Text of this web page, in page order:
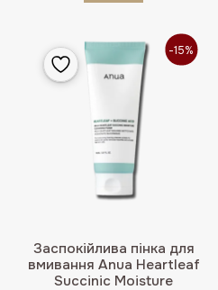
-15%
Заспокійлива пінка для
вмивання Anua Heartleaf
Succinic Moisture